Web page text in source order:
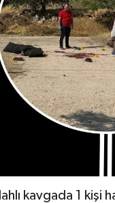
kavgada 1 kişi